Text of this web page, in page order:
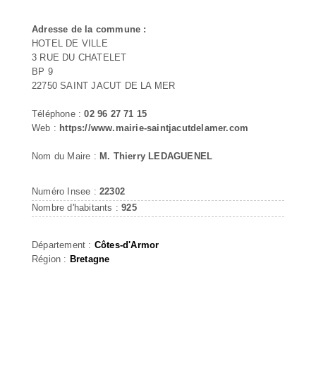
Adresse de la commune :
HOTEL DE VILLE
3 RUE DU CHATELET
BP 9
22750 SAINT JACUT DE LA MER
Téléphone :02 96 27 71 15
Web : https://www.mairie-saintjacutdelamer.com
Nom du Maire : M. Thierry LEDAGUENEL
Numéro Insee : 22302
Nombre d'habitants :925
Département : Côtes-d'Armor
Région : Bretagne